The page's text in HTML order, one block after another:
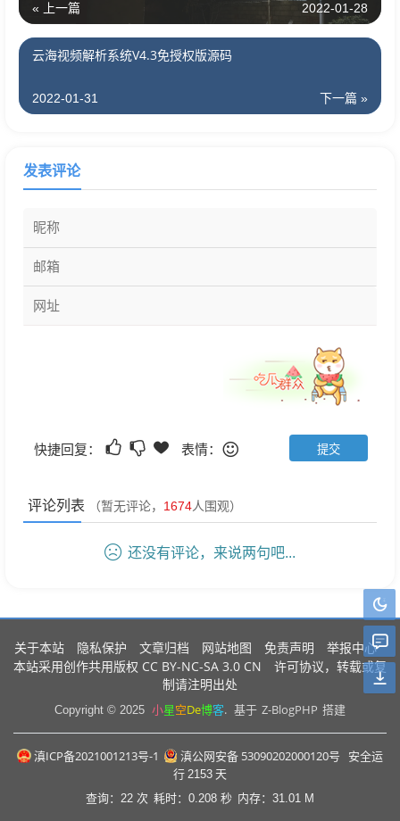
« 上一篇 2022-01-28
云海视频解析系统V4.3免授权版源码
下一篇 »
2022-01-31
发表评论
快捷回复： 表情：
评论列表 （暂无评论， 1674人围观）
还没有评论，来说两句吧...
关于本站 隐私保护 文章归档 网站地图 免责声明 举报中心
本站采用创作共用版权 CC BY-NC-SA 3.0 CN
许可协议，转载或复
制请注明出处
Copyright © 2025 小星空De博客. 基于 Z-BlogPHP 搭建
滇ICP备2021001213号-1 滇公网安备 53090202000120号
安全运
行 2153 天
查询：22 次 耗时：0.208 秒 内存：31.01 M